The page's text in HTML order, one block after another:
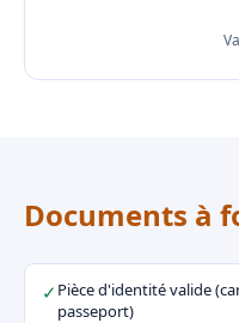
Documents à
✓ Pièce d'identité valide
passeport)